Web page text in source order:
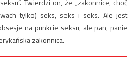
Twierdzi on, że „zakonnice, choć
tylko) seks, seks i seks. Ale jest
na punkcie seksu, ale pan, panie
zakonnica.